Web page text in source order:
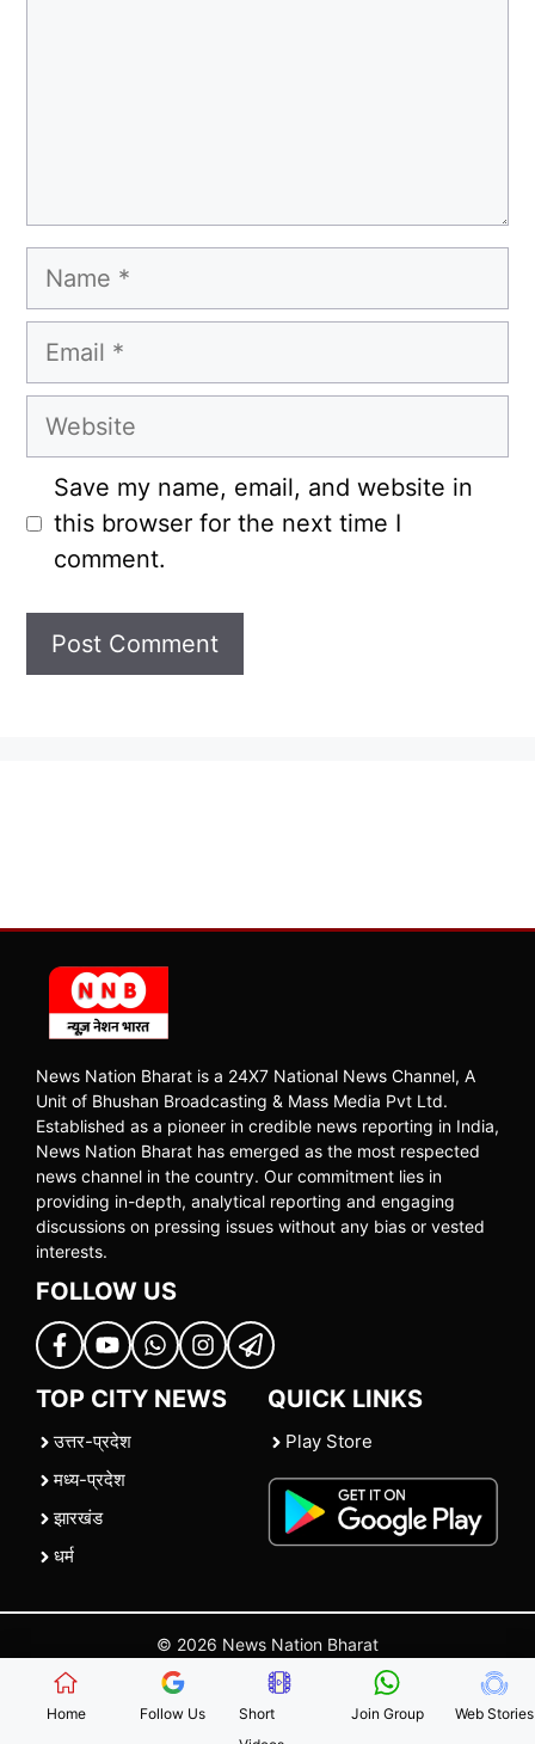
Name
Email
Website
Save my name, email, and website in
this browser for the next time I
comment.
News Nation Bharat is a 24X7 National News Channel, A
Unit of Bhushan Broadcasting & Mass Media Pvt Ltd.
Established as a pioneer in credible news reporting in India,
News Nation Bharat has emerged as the most respected
news channel in the country. Our commitment lies in
providing in-depth, analytical reporting and engaging
discussions on pressing issues without any bias or vested
interests.
FOLLOW US
TOP CITY NEWS
उत्तर-प्रदेश
मध्य-प्रदेश
झारखंड
धर्म
QUICK LINKS
Play Store
© 2026 News Nation Bharat
| |Contact Us |Policies Terms and Conditions
Home Follow Us
Short
Join Group Web Stories